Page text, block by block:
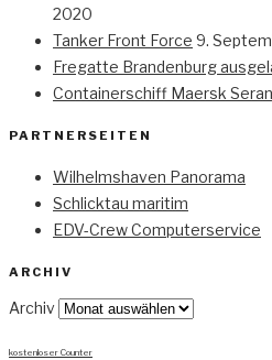
2020
Tanker Front Force 9.
Fregatte Brandenburg
Containerschiff Maersk
PARTNERSEITEN
Wilhelmshaven Panorama
Schlicktau maritim
EDV-Crew Computerservice
ARCHIV
Archiv
kostenloser Counter